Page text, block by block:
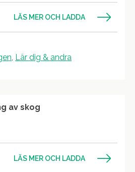
LÄS MER OCH LADDA
, Lär dig & andra
av skog
LÄS MER OCH LADDA